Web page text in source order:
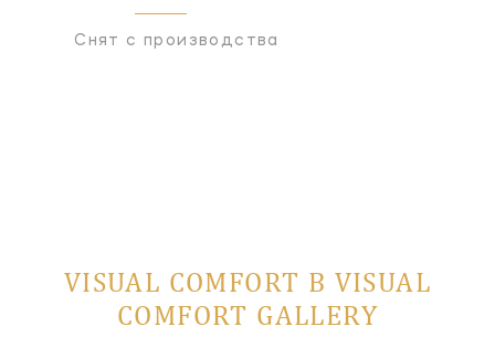
Снят с производства
VISUAL COMFORT В VISUAL
COMFORT GALLERY